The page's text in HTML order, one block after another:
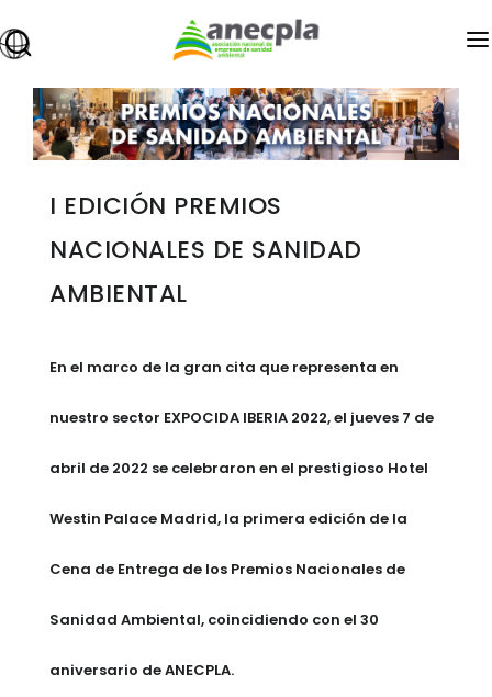
ANECPLA
SANIDAD AMBIENTAL
FORMACIÓN
EMPLEO
INFOPLAGAS
I EDICIÓN PREMIOS
NACIONALES DE SANIDAD
AMBIENTAL
En el marco de la gran cita que representa en
nuestro sector EXPOCIDA IBERIA 2022, el jueves 7 de
abril de 2022 se celebraron en el prestigioso Hotel
Westin Palace Madrid, la primera edición de la
Cena de Entrega de los Premios Nacionales de
Sanidad Ambiental, coincidiendo con el 30
aniversario de ANECPLA.